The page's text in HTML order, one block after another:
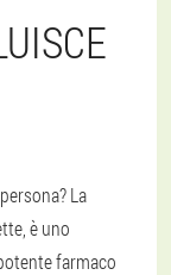
La
è uno
farmaco